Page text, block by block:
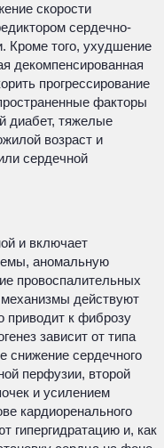
скорости
сердечно-
Кроме того, ухудшение
декомпенсированная
прогрессирование
факторы
диабет, тяжелые
возраст и
сердечной
и включает
аномальную
провоспалительных
механизмы действуют
приводит к фиброзу
зависит от типа
снижение сердечного
перфузии, второй
и усилением
кардиоренального
гипергидратацию и, как